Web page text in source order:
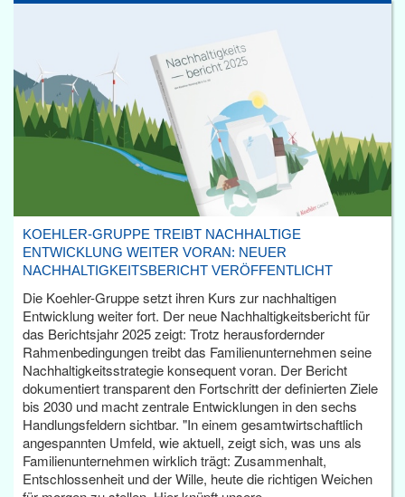
KOEHLER-GRUPPE TREIBT NACHHALTIGE
ENTWICKLUNG WEITER VORAN: NEUER
NACHHALTIGKEITSBERICHT VERÖFFENTLICHT
Die Koehler-Gruppe setzt ihren Kurs zur nachhaltigen
Entwicklung weiter fort. Der neue Nachhaltigkeitsbericht für
das Berichtsjahr 2025 zeigt: Trotz herausfordernder
Rahmenbedingungen treibt das Familienunternehmen seine
Nachhaltigkeitsstrategie konsequent voran. Der Bericht
dokumentiert transparent den Fortschritt der definierten Ziele
bis 2030 und macht zentrale Entwicklungen in den sechs
Handlungsfeldern sichtbar. "In einem gesamtwirtschaftlich
angespannten Umfeld, wie aktuell, zeigt sich, was uns als
Familienunternehmen wirklich trägt: Zusammenhalt,
Entschlossenheit und der Wille, heute die richtigen Weichen